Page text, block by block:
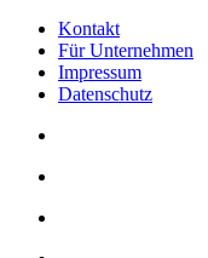
Kontakt
Für Unternehmen
Impressum
Datenschutz